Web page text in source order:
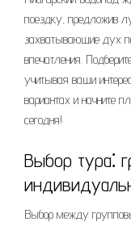
поездку, предложив
захватывающие дух
впечатления.
учитывая ваши
вариантах и начните
сегодня!
Выбор тура⁚
Выбор между